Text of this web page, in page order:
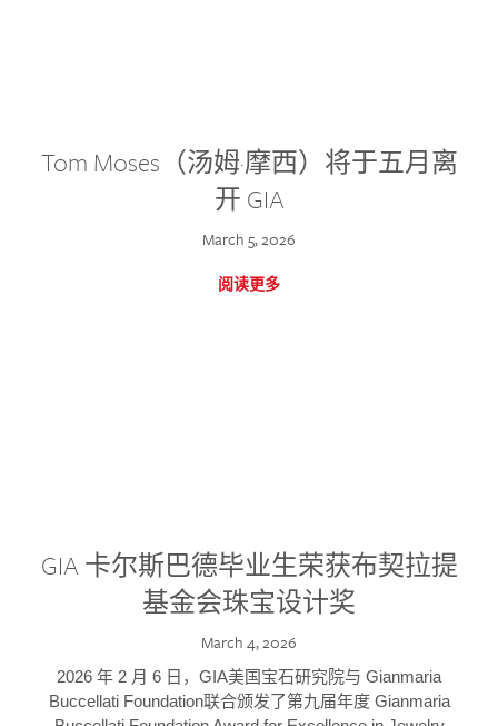
Tom Moses（汤姆·摩西）将于五月离
开 GIA
March 5, 2026
阅读更多
GIA 卡尔斯巴德毕业生荣获布契拉提
基金会珠宝设计奖
March 4, 2026
2026 年 2 月 6 日，GIA美国宝石研究院与 Gianmaria
Buccellati Foundation联合颁发了第九届年度 Gianmaria